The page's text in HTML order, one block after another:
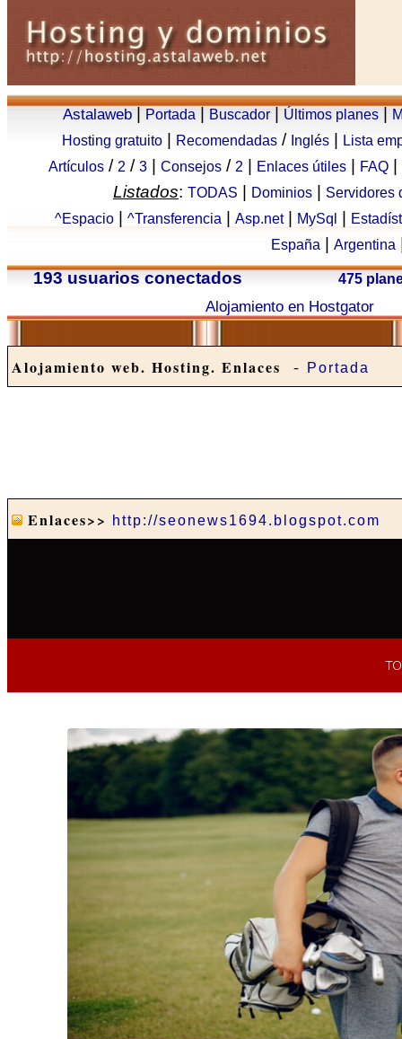
Astalaweb Portada Buscador Últimos planes
Hosting gratuito
Recomendadas / Inglés
Lista
Artículos / 2 / 3 Consejos / 2 Enlaces útiles FAQ
Listados: TODAS Dominios
Servidores
^Espacio
^Transferencia Asp.net| MySql
España
Argentina
193 usuarios conectados
475
Alojamiento en Hostgator
Alojamiento web. Hosting. Enlaces - Portada
Enlaces>> http://seonews1694.blogspot.com